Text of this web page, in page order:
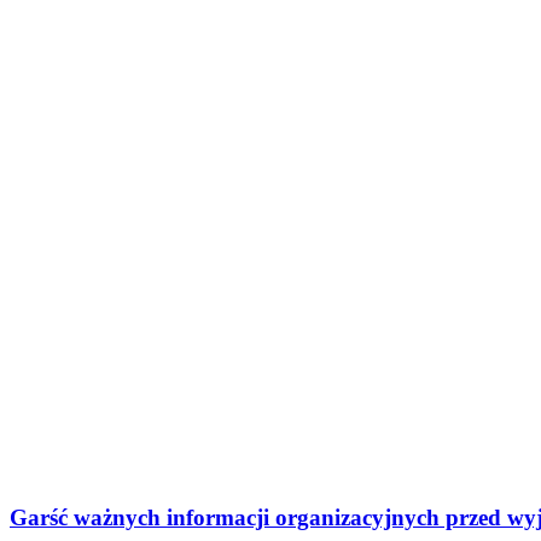
Garść ważnych informacji organizacyjnych przed